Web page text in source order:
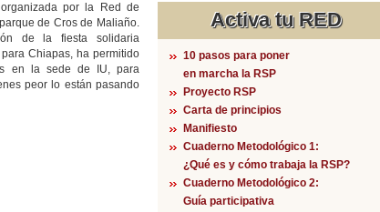
por la Red de
de Cros de Maliaño.
de la fiesta solidaria
Chiapas, ha permitido
en la sede de IU, para
peor lo están pasando
Activa tu RED
10 pasos para poner
en marcha la RSP
Proyecto RSP
Carta de principios
Manifiesto
Cuaderno Metodológico 1:
¿Qué es y cómo trabaja la RSP?
Cuaderno Metodológico 2:
Guía participativa